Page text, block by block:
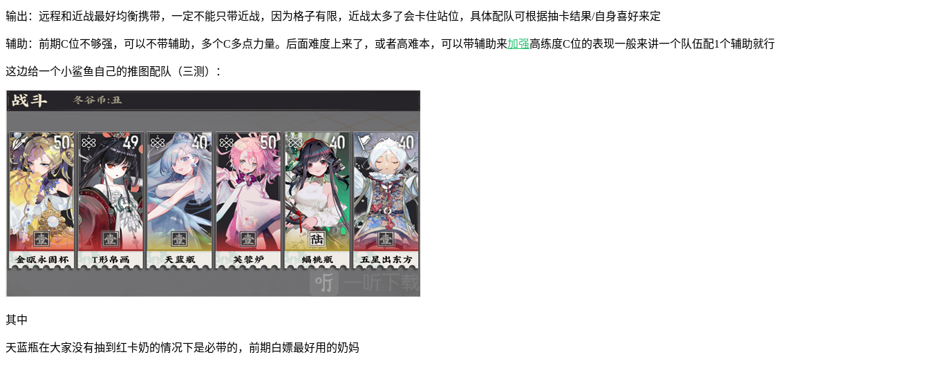
输出：远程和近战最好均衡携带，一定不能只带近战，因为格子有限，近战太多了会卡住站位，具体配队可根据抽卡结果/自身喜好来定
辅助：前期C位不够强，可以不带辅助，多个C多点力量。后面难度上来了，或者高难本，可以带辅助来加强高练度C位的表现一般来讲一个队伍配1个辅助就行
这边给一个小鲨鱼自己的推图配队（三测）：
其中
天蓝瓶在大家没有抽到红卡奶的情况下是必带的，前期白嫖最好用的奶妈